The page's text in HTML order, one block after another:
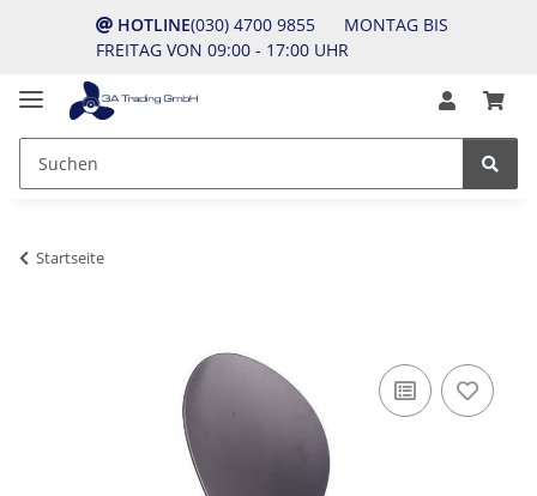
HOTLINE(030) 4700 9855 MONTAG BIS
FREITAG VON 09:00 - 17:00 UHR
Startseite